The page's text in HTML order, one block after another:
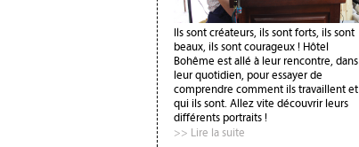
Ils sont créateurs, ils sont forts, ils sont
beaux, ils sont courageux ! Hôtel
Bohême est allé à leur rencontre, dans
leur quotidien, pour essayer de
comprendre comment ils travaillent et
qui ils sont. Allez vite découvrir leurs
différents portraits !
>> Lire la suite